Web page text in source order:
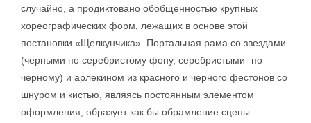
случайно, а продиктовано обобщенностью крупных
хореографических форм, лежащих в основе этой
постановки «Щелкунчика». Портальная рама со звездами
(черными по серебристому фону, серебристыми- по
черному) и арлекином из красного и черного фестонов со
шнуром и кистью, являясь постоянным элементом
оформления, образует как бы обрамление сцены